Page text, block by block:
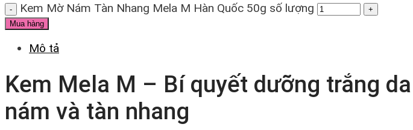
Kem Mờ Nám Tàn Nhang Mela M Hàn Quốc 50g số lượng
Mua hàng
Mô tả
Kem Mela M – Bí quyết dưỡng trắng
nám và tàn nhang